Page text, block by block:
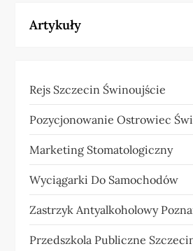
Artykuły
Rejs Szczecin Świnoujście
Pozycjonowanie Ostrowiec
Marketing Stomatologiczny
Wyciągarki Do Samochodów
Zastrzyk Antyalkoholowy
Przedszkola Publiczne